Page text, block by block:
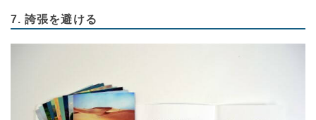
7. 誇張を避ける